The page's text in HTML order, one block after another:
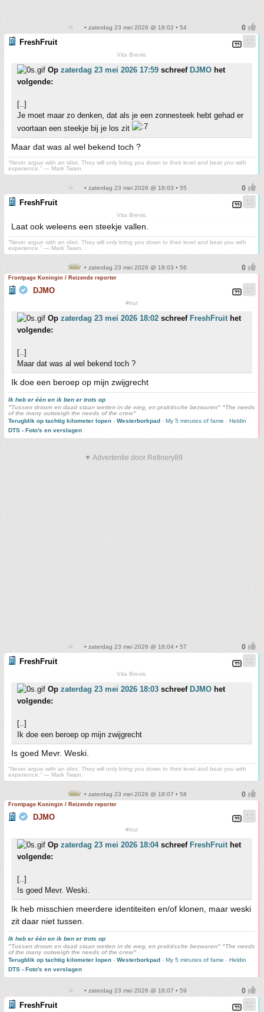
• zaterdag 23 mei 2026 @ 18:02 • 54
FreshFruit
Vita Brevis.
Op zaterdag 23 mei 2026 17:59 schreef DJMO het
volgende:
[..]
Je moet maar zo denken, dat als je een zonnesteek hebt gehad er
voortaan een steekje bij je los zit
Maar dat was al wel bekend toch ?
“Never argue with an idiot. They will only bring you down to their level and beat you with
experience.” ― Mark Twain.
• zaterdag 23 mei 2026 @ 18:03 • 55
FreshFruit
Vita Brevis.
Laat ook weleens een steekje vallen.
“Never argue with an idiot. They will only bring you down to their level and beat you with
experience.” ― Mark Twain.
• zaterdag 23 mei 2026 @ 18:03 • 56
Frontpage Koningin / Reizende reporter
DJMO
#trut
Op zaterdag 23 mei 2026 18:02 schreef FreshFruithet
volgende:
[..]
Maar dat was al wel bekend toch ?
Ik doe een beroep op mijn zwijgrecht
Ik heb er één en ik ben er trots op
"Tussen droom en daad staan wetten in de weg, en praktische bezwaren" "The needs
of the many outweigh the needs of the crew"
Terugblik op tachtig kilometer lopen - Westerborkpad - My 5 minutes of fame - Heldin
DTS - Foto's en verslagen
▼ Advertentie door Refinery89
• zaterdag 23 mei 2026 @ 18:04 • 57
FreshFruit
Vita Brevis.
Op zaterdag 23 mei 2026 18:03 schreef DJMO het
volgende:
[..]
Ik doe een beroep op mijn zwijgrecht
Is goed Mevr. Weski.
“Never argue with an idiot. They will only bring you down to their level and beat you with
experience.” ― Mark Twain.
• zaterdag 23 mei 2026 @ 18:07 • 58
Frontpage Koningin / Reizende reporter
DJMO
#trut
Op zaterdag 23 mei 2026 18:04schreef FreshFruithet
volgende:
[..]
Is goed Mevr. Weski.
Ik heb misschien meerdere identiteiten en/of klonen, maar weski
zit daar niet tussen.
Ik heb er één en ik ben er trots op
"Tussen droom en daad staan wetten in de weg, en praktische bezwaren" "The needs
of the many outweigh the needs of the crew"
Terugblik op tachtig kilometer lopen - Westerborkpad - My 5 minutes of fame - Heldin
DTS - Foto's en verslagen
• zaterdag 23 mei 2026 @ 18:07 • 59
FreshFruit